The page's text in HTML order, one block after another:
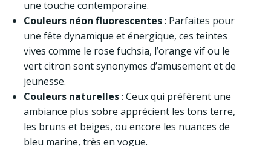
une touche contemporaine.
Couleurs néon fluorescentes: Parfaites pour
une fête dynamique et énergique, ces teintes
vives comme le rose fuchsia, l’orange vif ou le
vert citron sont synonymes d’amusement et de
jeunesse.
Couleurs naturelles: Ceux qui préfèrent une
ambiance plus sobre apprécient les tons terre,
les bruns et beiges, ou encore les nuances de
bleu marine, très en vogue.